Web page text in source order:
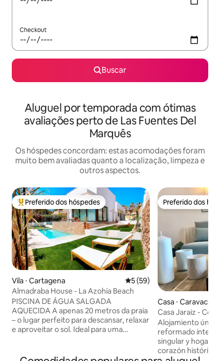
Checkout
Buscar
Aluguel por temporada com ótimas
avaliações perto de Las Fuentes Del
Marquês
Os hóspedes concordam: estas acomodações foram
muito bem avaliadas quanto a localização, limpeza e
outros aspectos.
Entre os melhores preferidos dos hóspedes
Preferido dos hóspedes
Vila ⋅ Cartagena 5 de uma avaliação média
5 (59)
Almadraba House - La Azohía Beach
PISCINA DE ÁGUA SALGADA
AQUECIDA A apenas 20 metros da praia
– o lugar perfeito para descansar, relaxar
e aproveitar o sol. Ideal para uma
com acesso direto ao jardim. Piscina
Preferido dos
Preferido dos
Casa ⋅ Caravaca
Casa Jaraiz -
Alojamiento
reformado
singular y
corazón histórico